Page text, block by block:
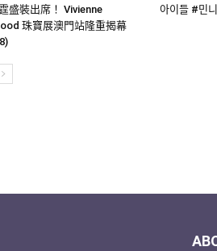
盛裝出席！ Vivienne
珠寶展澳門站隆重揭幕
아이들 #민